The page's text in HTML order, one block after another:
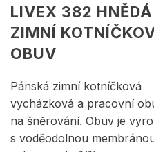
LIVEX 382
ZIMNÍ
OBUV
Pánská zimní kotníčková
vycházková a pracovní
na šněrování. Obuv je
s voděodolnou